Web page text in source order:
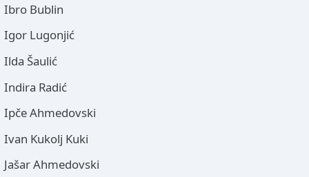
Ibro Bublin
Igor Lugonjić
Ilda Šaulić
Indira Radić
Ipče Ahmedovski
Ivan Kukolj Kuki
Jašar Ahmedovski